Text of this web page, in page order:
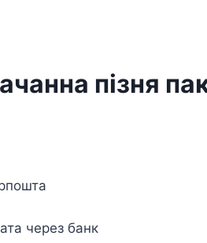
пізня
через банк